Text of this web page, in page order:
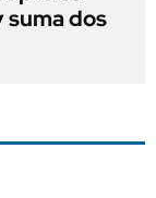
suma dos